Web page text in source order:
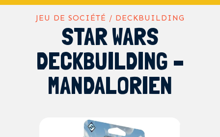
JEU DE SOCIÉTÉ / DECKBUILDING
STAR WARS
DECKBUILDING –
MANDALORIEN